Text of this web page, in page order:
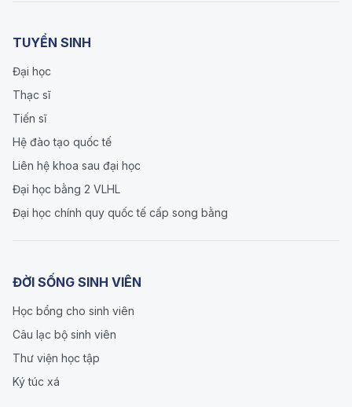
TUYỂN SINH
Đại học
Thạc sĩ
Tiến sĩ
Hệ đào tạo quốc tế
Liên hệ khoa sau đại học
Đại học bằng 2 VLHL
Đại học chính quy quốc tế cấp song bằng
ĐỜI SỐNG SINH VIÊN
Học bổng cho sinh viên
Câu lạc bộ sinh viên
Thư viện học tập
Ký túc xá